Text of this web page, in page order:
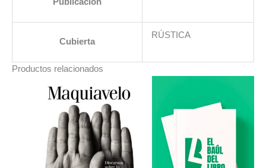
Publicación
Cubierta
RÚSTICA
Productos relacionados